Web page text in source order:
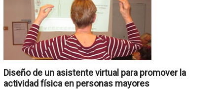
Diseño de un asistente virtual para promover la
actividad física en personas mayores